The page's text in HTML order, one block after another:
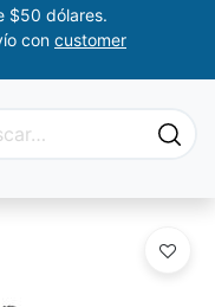
$50 dólares.
con customer